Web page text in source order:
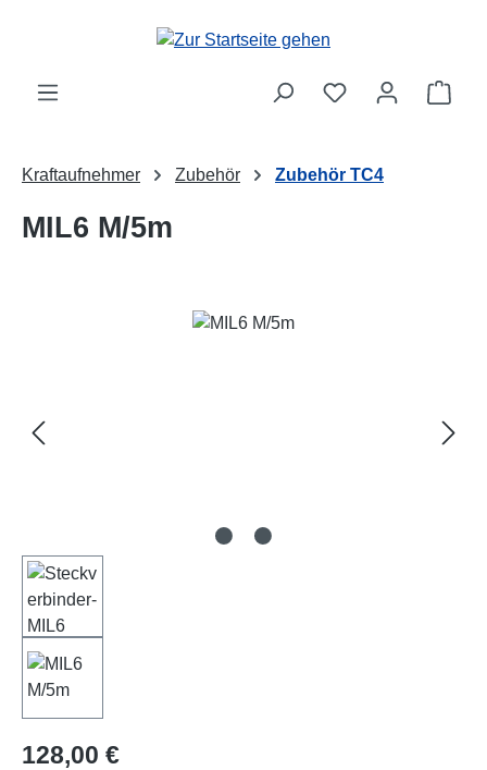
Zum Hauptinhalt springen
Kraftaufnehmer Zubehör Zubehör TC4
MIL6 M/5m
Bildergalerie überspringen
Regulärer Preis:
128,00 €